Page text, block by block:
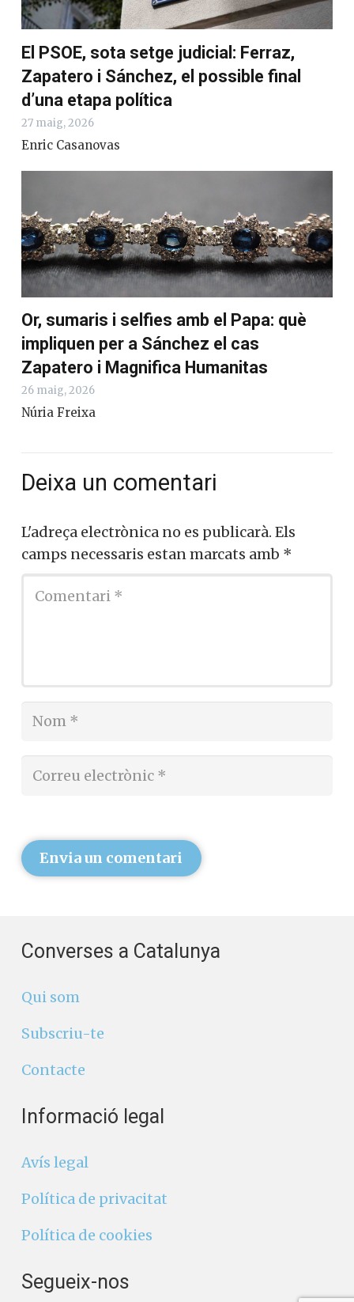
El PSOE, sota setge judicial: Ferraz,
Zapatero i Sánchez, el possible final
d’una etapa política
27 maig, 2026
Enric Casanovas
Or, sumaris i selfies amb el Papa: què
impliquen per a Sánchez el cas
Zapatero i Magnifica Humanitas
26 maig, 2026
Núria Freixa
Deixa un comentari
L'adreça electrònica no es publicarà. Els
camps necessaris estan marcats amb *
Envia un comentari
Converses a Catalunya
Qui som
Subscriu-te
Contacte
Informació legal
Avís legal
Política de privacitat
Política de cookies
Segueix-nos